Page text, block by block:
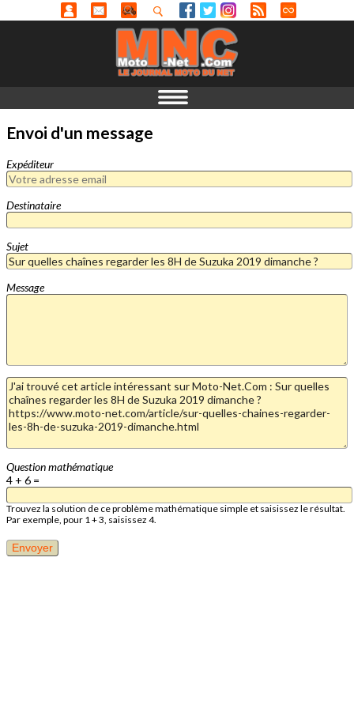
Envoi d'un message
Expéditeur
Destinataire
Sujet
Message
Question mathématique
4 + 6 =
Trouvez la solution de ce problème mathématique simple et saisissez le résultat.
Par exemple, pour 1 + 3, saisissez 4.